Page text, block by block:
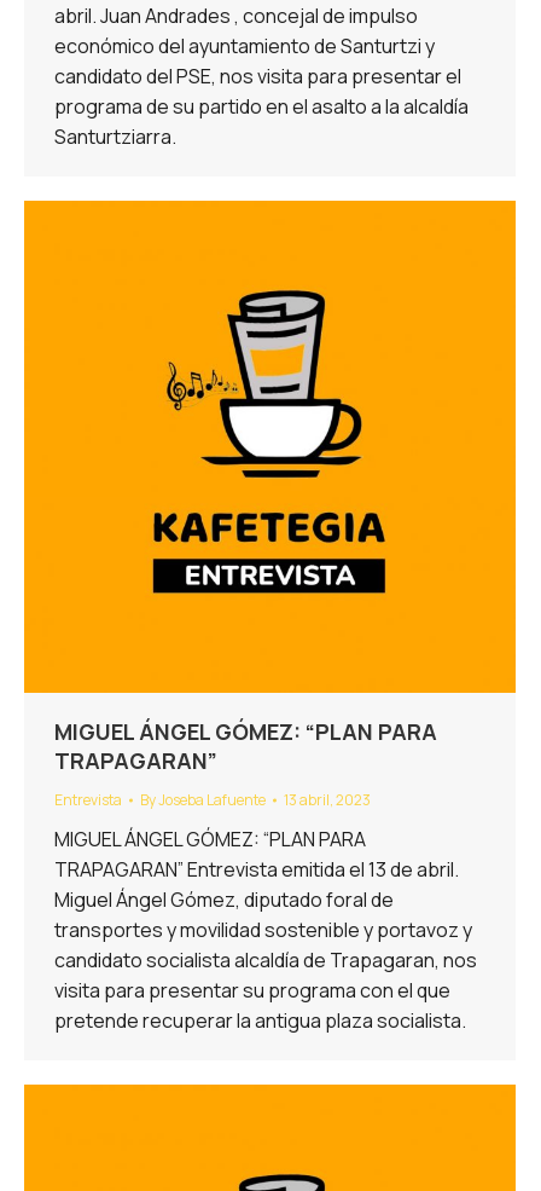
abril. Juan Andrades , concejal de impulso
económico del ayuntamiento de Santurtzi y
candidato del PSE, nos visita para presentar el
programa de su partido en el asalto a la alcaldía
Santurtziarra.
MIGUEL ÁNGEL GÓMEZ: “PLAN PARA
TRAPAGARAN”
Entrevista ByJoseba Lafuente 13 abril, 2023
MIGUEL ÁNGEL GÓMEZ: “PLAN PARA
TRAPAGARAN” Entrevista emitida el 13 de abril.
Miguel Ángel Gómez, diputado foral de
transportes y movilidad sostenible y portavoz y
candidato socialista alcaldía de Trapagaran, nos
visita para presentar su programa con el que
pretende recuperar la antigua plaza socialista.